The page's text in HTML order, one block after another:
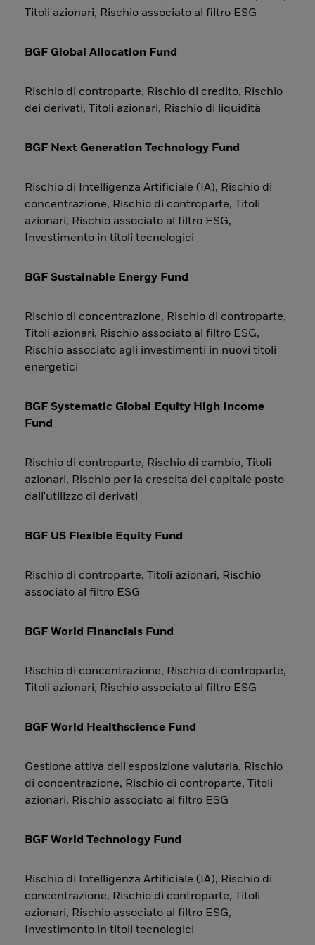
Titoli azionari, Rischio associato al filtro ESG
BGF Global Allocation Fund
Rischio di controparte, Rischio di credito, Rischio
dei derivati, Titoli azionari, Rischio di liquidità
BGF Next Generation Technology Fund
Rischio di Intelligenza Artificiale (IA), Rischio di
concentrazione, Rischio di controparte, Titoli
azionari, Rischio associato al filtro ESG,
Investimento in titoli tecnologici
BGF Sustainable Energy Fund
Rischio di concentrazione, Rischio di controparte,
Titoli azionari, Rischio associato al filtro ESG,
Rischio associato agli investimenti in nuovi titoli
energetici
BGF Systematic Global Equity High Income
Fund
Rischio di controparte, Rischio di cambio, Titoli
azionari, Rischio per la crescita del capitale posto
dall'utilizzo di derivati
BGF US Flexible Equity Fund
Rischio di controparte, Titoli azionari, Rischio
associato al filtro ESG
BGF World Financials Fund
Rischio di concentrazione, Rischio di controparte,
Titoli azionari, Rischio associato al filtro ESG
BGF World Healthscience Fund
Gestione attiva dell'esposizione valutaria, Rischio
di concentrazione, Rischio di controparte, Titoli
azionari, Rischio associato al filtro ESG
BGF World Technology Fund
Rischio di Intelligenza Artificiale (IA), Rischio di
concentrazione, Rischio di controparte, Titoli
azionari, Rischio associato al filtro ESG,
Investimento in titoli tecnologici